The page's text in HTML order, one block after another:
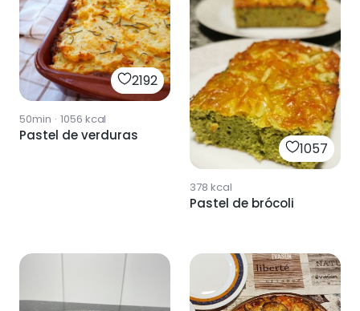
2192
50min · 1056 kcal
Pastel de verduras
1057
378 kcal
Pastel de brócoli